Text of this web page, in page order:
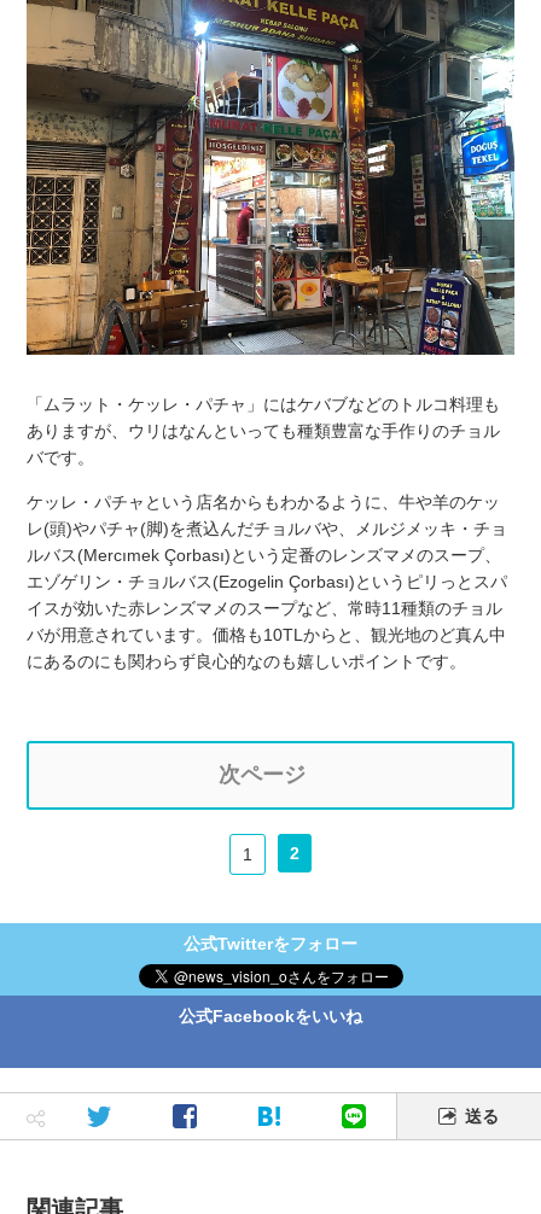
「ムラット・ケッレ・パチャ」にはケバブなどのトルコ料理も
ありますが、ウリはなんといっても種類豊富な手作りのチョル
バです。
ケッレ・パチャという店名からもわかるように、牛や羊のケッ
レ(頭)やパチャ(脚)を煮込んだチョルバや、メルジメッキ・チョ
ルバス(Mercımek Çorbası)という定番のレンズマメのスープ、
エゾゲリン・チョルバス(Ezogelin Çorbası)というピリっとスパ
イスが効いた赤レンズマメのスープなど、常時11種類のチョル
バが用意されています。価格も10TLからと、観光地のど真ん中
にあるのにも関わらず良心的なのも嬉しいポイントです。
次ページ
1 2
公式Twitterをフォロー
公式Facebookをいいね
送る